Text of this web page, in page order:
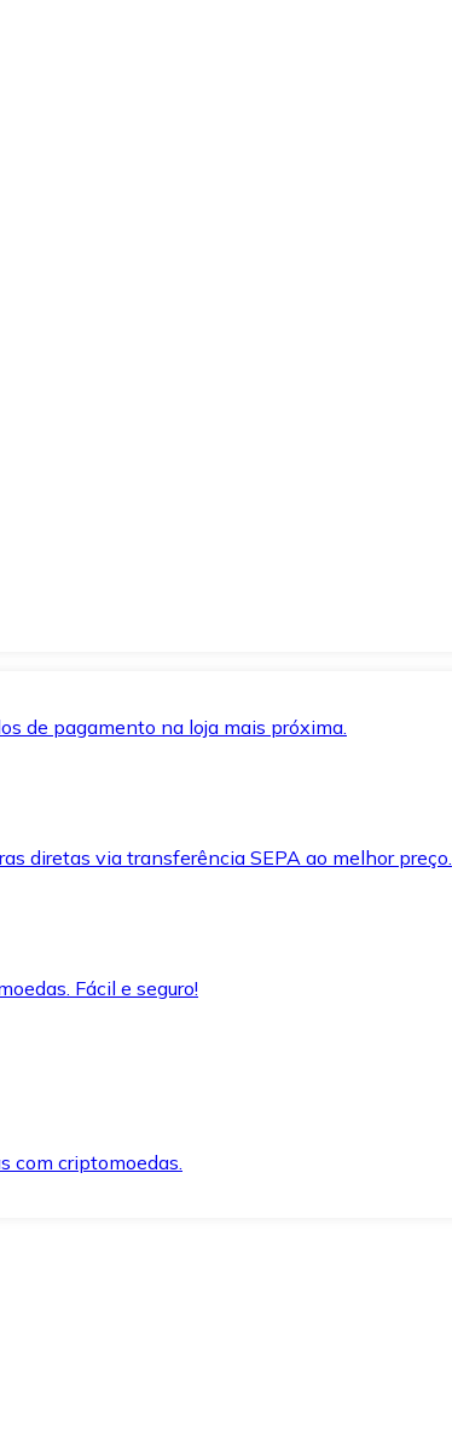
de pagamento na loja mais próxima.
diretas via transferência SEPA ao melhor preço.
Fácil e seguro!
com criptomoedas.
e segura.
precisar.